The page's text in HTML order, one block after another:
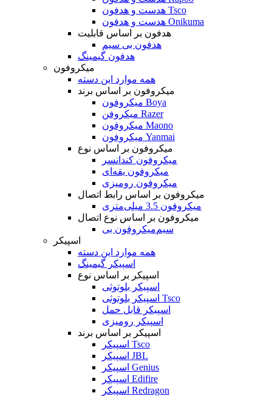
هدست و هدفون Tsco
هدست و هدفون Onikuma
هدفون بر اساس قابلیت
هدفون بی سیم
هدفون گیمینگ
میکروفون
همه موارد این دسته
میکروفون بر اساس برند
میکروفون Boya
میکروفن Razer
میکروفون Maono
میکروفون Yanmai
میکروفون بر اساس نوع
میکروفون کندانسر
میکروفون یقه‌ای
میکروفون رومیزی
میکروفون بر اساس رابط اتصال
میکروفون 3.5 میلی‌متری
میکروفون بر اساس نوع اتصال
میکروفون بی‌‎سیم
اسپیکر
همه موارد این دسته
اسپیکر گیمینگ
اسپیکر بر اساس نوع
اسپیکر بلوتوثی
اسپیکر بلوتوثی Tsco
اسپیکر قابل حمل
اسپیکر رومیزی
اسپیکر بر اساس برند
اسپیکر Tsco
اسپیکر JBL
اسپیکر Genius
اسپیکر Edifire
اسپیکر Redragon